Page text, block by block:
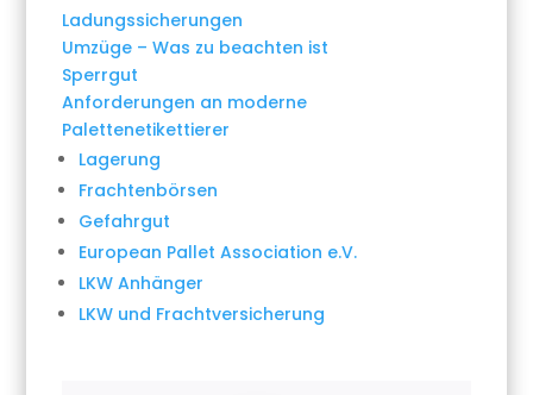
Ladungssicherungen
Umzüge – Was zu beachten ist
Sperrgut
Anforderungen an moderne
Palettenetikettierer
Lagerung
Frachtenbörsen
Gefahrgut
European Pallet Association e.V.
LKW Anhänger
LKW und Frachtversicherung